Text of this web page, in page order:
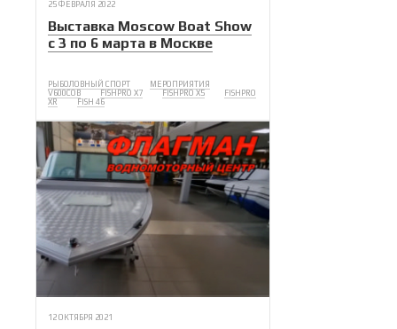
25 ФЕВРАЛЯ 2022
Выставка Moscow Boat Show
с 3 по 6 марта в Москве
РЫБОЛОВНЫЙ СПОРТ
МЕРОПРИЯТИЯ
V600COB
FISHPRO X7 FISHPRO X5
FISHPRO
XR
FISH 46
12 ОКТЯБРЯ 2021